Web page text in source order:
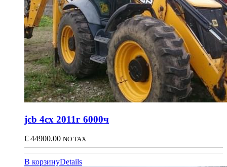
jcb 4сх 2011г 6000ч
€ 44900.00 NO TAX
В корзинуDetails